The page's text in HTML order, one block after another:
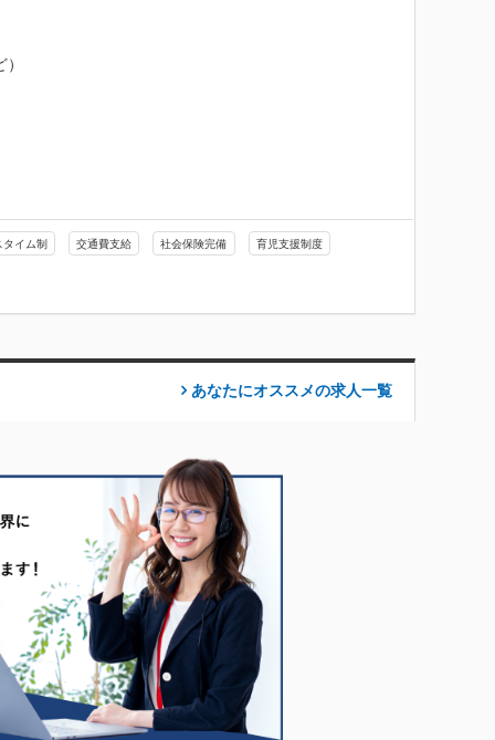
イム制 交通費支給 社会保険完備 育児支援制度
あなたにオススメの求人一覧